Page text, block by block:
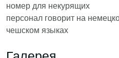
номер для некурящих
персонал говорит на
чешском языках